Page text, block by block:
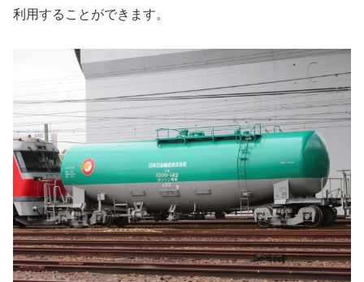
利用することができます。